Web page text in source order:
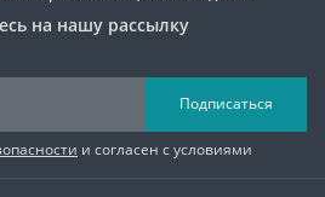
на нашу рассылку
Подписаться
и согласен с условиями